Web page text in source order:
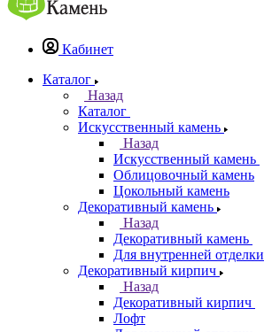
Кабинет
Каталог
Назад
Каталог
Искусственный камень
Назад
Искусственный камень
Облицовочный камень
Цокольный камень
Декоративный камень
Назад
Декоративный камень
Для внутренней отделки
Декоративный кирпич
Назад
Декоративный кирпич
Лофт